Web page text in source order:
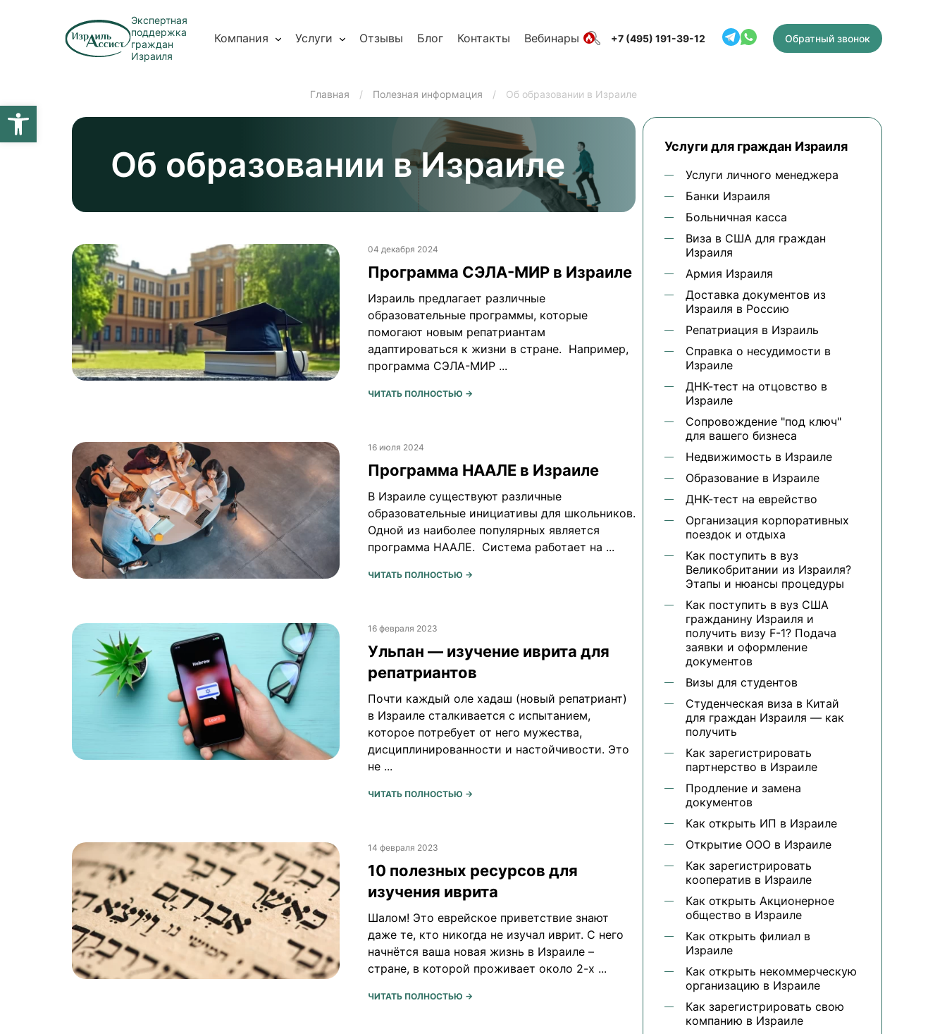
Открыть панель инструментов
Экспертная
поддержка
граждан
Израиля
Компания Услуги Отзывы Блог Контакты Вебинары +7 (495) 191-39-12 Обратный звонок
Главная / Полезная информация / Об образовании в Израиле
Об образовании в Израиле
04 декабря 2024
Программа СЭЛА-МИР в Израиле
Израиль предлагает различные
образовательные программы, которые
помогают новым репатриантам
адаптироваться к жизни в стране. Например,
программа СЭЛА-МИР ...
ЧИТАТЬ ПОЛНОСТЬЮ →
16 июля 2024
Программа НААЛЕ в Израиле
В Израиле существуют различные
образовательные инициативы для школьников.
Одной из наиболее популярных является
программа НААЛЕ. Система работает на ...
ЧИТАТЬ ПОЛНОСТЬЮ →
16 февраля 2023
Ульпан — изучение иврита для
репатриантов
Почти каждый оле хадаш (новый репатриант)
в Израиле сталкивается с испытанием,
которое потребует от него мужества,
дисциплинированности и настойчивости. Это
не ...
ЧИТАТЬ ПОЛНОСТЬЮ →
14 февраля 2023
10 полезных ресурсов для
изучения иврита
Шалом! Это еврейское приветствие знают
даже те, кто никогда не изучал иврит. С него
начнётся ваша новая жизнь в Израиле –
стране, в которой проживает около 2-х ...
ЧИТАТЬ ПОЛНОСТЬЮ →
Услуги для граждан Израиля
Услуги личного менеджера
Банки Израиля
Больничная касса
Виза в США для граждан
Израиля
Армия Израиля
Доставка документов из
Израиля в Россию
Репатриация в Израиль
Справка о несудимости в
Израиле
ДНК-тест на отцовство в
Израиле
Сопровождение "под ключ"
для вашего бизнеса
Недвижимость в Израиле
Образование в Израиле
ДНК-тест на еврейство
Организация корпоративных
поездок и отдыха
Как поступить в вуз
Великобритании из Израиля?
Этапы и нюансы процедуры
Как поступить в вуз США
гражданину Израиля и
получить визу F-1? Подача
заявки и оформление
документов
Визы для студентов
Студенческая виза в Китай
для граждан Израиля — как
получить
Как зарегистрировать
партнерство в Израиле
Продление и замена
документов
Как открыть ИП в Израиле
Открытие ООО в Израиле
Как зарегистрировать
кооператив в Израиле
Как открыть Акционерное
общество в Израиле
Как открыть филиал в
Израиле
Как открыть некоммерческую
организацию в Израиле
Как зарегистрировать свою
компанию в Израиле